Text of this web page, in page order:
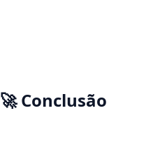
🚀 Conclusão